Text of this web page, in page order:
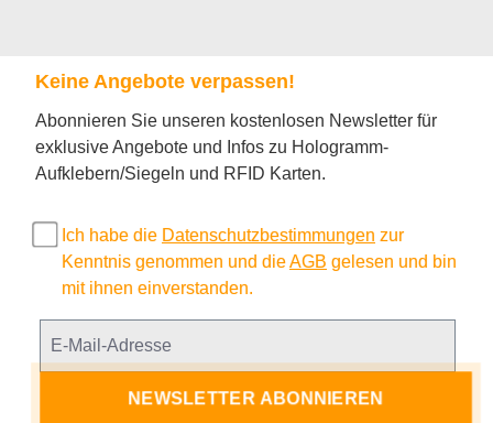
Keine Angebote verpassen!
Abonnieren Sie unseren kostenlosen Newsletter für
exklusive Angebote und Infos zu Hologramm-
Aufklebern/Siegeln und RFID Karten.
Ich habe die Datenschutzbestimmungen zur
Kenntnis genommen und dieAGB gelesen und bin
mit ihnen einverstanden.
NEWSLETTER ABONNIEREN